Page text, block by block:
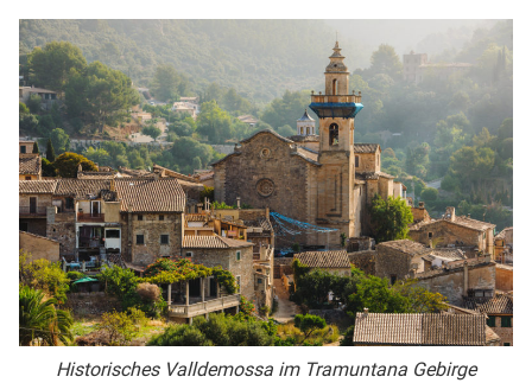
Historisches Valldemossa im Tramuntana Gebirge